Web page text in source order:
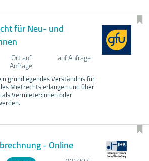
für Neu- und
Ort auf
Anfrage
auf Anfrage
grundlegendes Verständnis für
Mietrechts erlangen und über
Vermieter:innen oder
- Online